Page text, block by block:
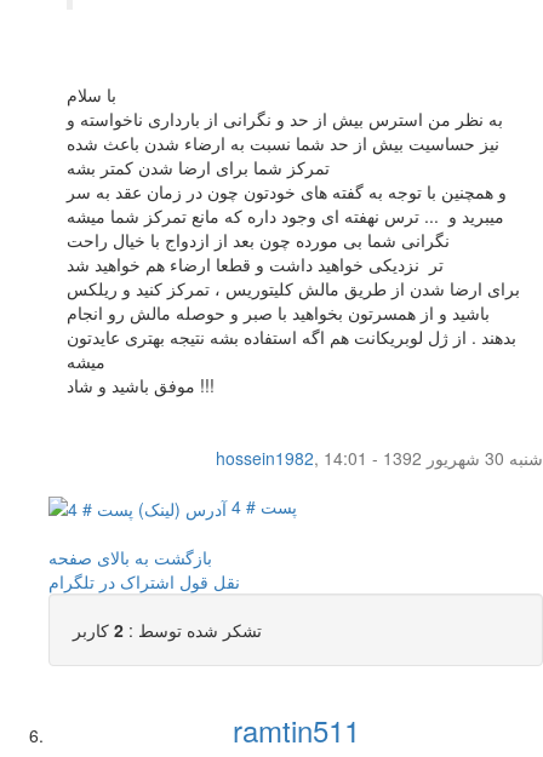
با سلام
به نظر من استرس بیش از حد و نگرانی از بارداری ناخواسته و
نیز حساسیت بیش از حد شما نسبت به ارضاء شدن باعث شده
تمرکز شما برای ارضا شدن کمتر بشه
و همچنین با توجه به گفته های خودتون چون در زمان عقد به سر
میبرید و ... ترس نهفته ای وجود داره که مانع تمرکز شما میشه
نگرانی شما بی مورده چون بعد از ازدواج با خیال راحت
تر نزدیکی خواهید داشت و قطعا ارضاء هم خواهید شد
برای ارضا شدن از طریق مالش کلیتوریس ، تمرکز کنید و ریلکس
باشید و از همسرتون بخواهید با صبر و حوصله مالش رو انجام
بدهند . از ژل لوبریکانت هم اگه استفاده بشه نتیجه بهتری عایدتون
میشه
موفق باشید و شاد !!!
hossein1982,
شنبه 30 شهریور 1392 - 14:01
پست # 4
بازگشت به بالای صفحه
نقل قول اشتراک در تلگرام
تشکر شده توسط : 2 کاربر
ramtin511